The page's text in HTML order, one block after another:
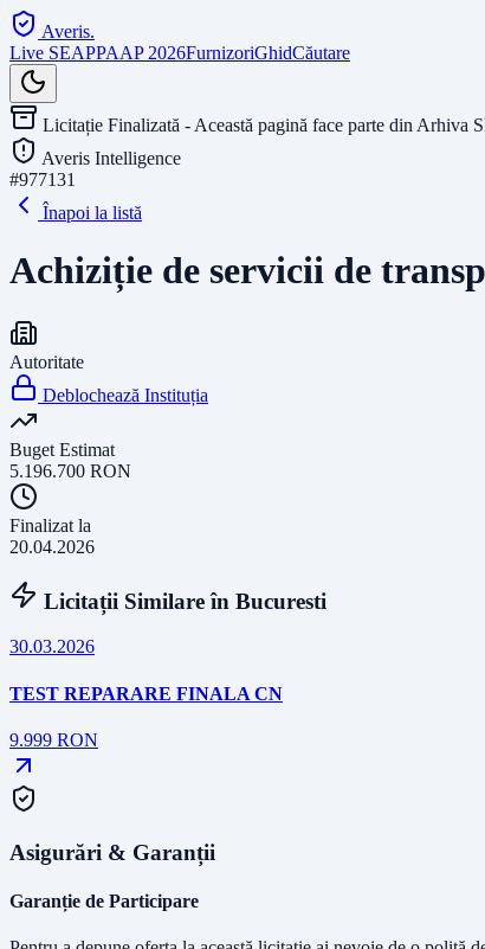
Averis.
Live SEAPPAAP 2026FurnizoriGhidCăutare
Licitație Finalizată - Această pagină face parte din Arhiva
Averis Intelligence
#977131
Înapoi la listă
Achiziție de servicii de
Autoritate
Deblochează Instituția
Buget Estimat
5.196.700 RON
Finalizat la
20.04.2026
Licitații Similare în Bucuresti
30.03.2026
TEST REPARARE FINALA CN
9.999 RON
Asigurări & Garanții
Garanție de Participare